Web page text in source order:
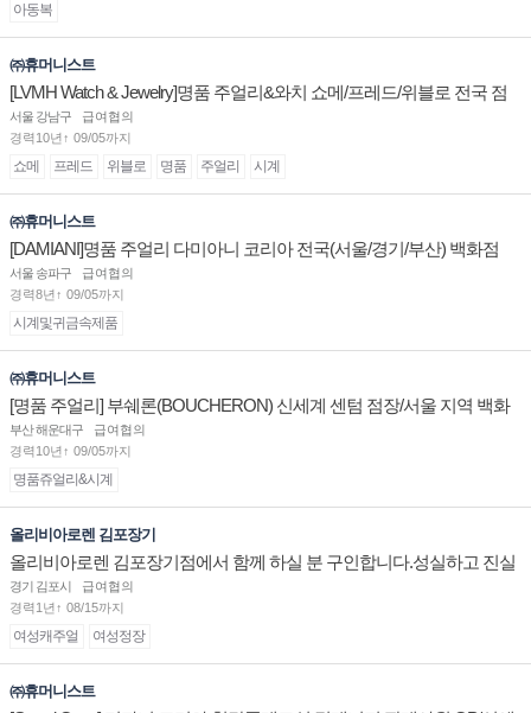
아동복
㈜휴머니스트
[LVMH Watch & Jewelry]명품 주얼리&와치 쇼메/프레드/위블로 전국 점
장/부점장/판매사원 채용
서울 강남구
급여협의
경력10년↑ 09/05까지
쇼메 프레드 위블로 명품 주얼리 시계
㈜휴머니스트
[DAMIANI]명품 주얼리 다미아니 코리아 전국(서울/경기/부산) 백화점
부점장/판매사원 채용
서울 송파구
급여협의
경력8년↑ 09/05까지
시계및귀금속제품
㈜휴머니스트
[명품 주얼리] 부쉐론(BOUCHERON) 신세계 센텀 점장/서울 지역 백화
점 판매사원 채용
부산 해운대구
급여협의
경력10년↑ 09/05까지
명품쥬얼리&시계
올리비아로렌 김포장기
올리비아로렌 김포장기점에서 함께 하실 분 구인합니다.성실하고 진실
된 마음 하나면 됩니다.
경기 김포시
급여협의
경력1년↑ 08/15까지
여성캐주얼 여성정장
㈜휴머니스트